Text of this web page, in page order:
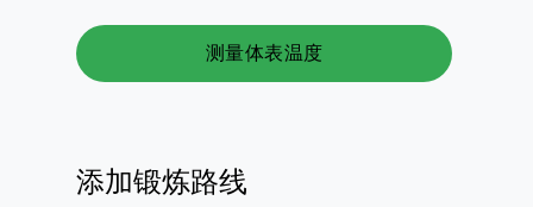
测量体表温度
添加锻炼路线